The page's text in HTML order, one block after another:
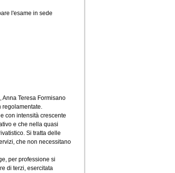
l'esame in sede
Teresa Formisano
regolamentate.
con intensità crescente
e che nella quasi
Si tratta delle
che non necessitano
per professione si
di terzi, esercitata